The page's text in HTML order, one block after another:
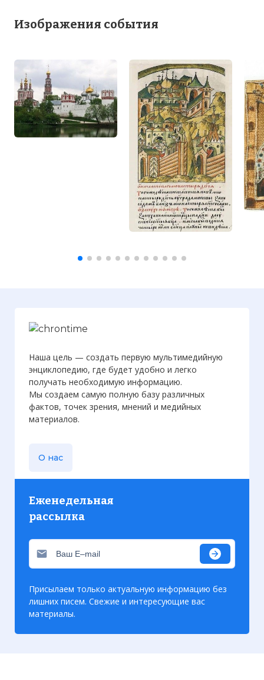
Изображения события
Наша цель — создать первую мультимедийную
энциклопедию, где будет удобно и легко
получать необходимую информацию.
Мы создаем самую полную базу различных
фактов, точек зрения, мнений и медийных
материалов.
О нас
Еженедельная
рассылка
Присылаем только актуальную информацию без
лишних писем. Свежие и интересующие вас
материалы.